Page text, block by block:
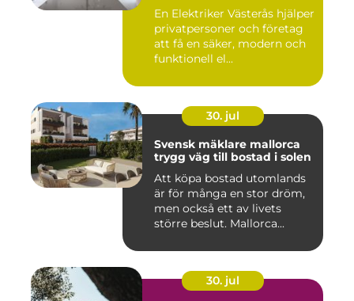
En Elektriker Västerås hjälper
privatpersoner och företag
att få en säker, modern och
funktionell el...
30. jul
Svensk mäklare mallorca
trygg väg till bostad i solen
Att köpa bostad utomlands
är för många en stor dröm,
men också ett av livets
större beslut. Mallorca...
30. jul